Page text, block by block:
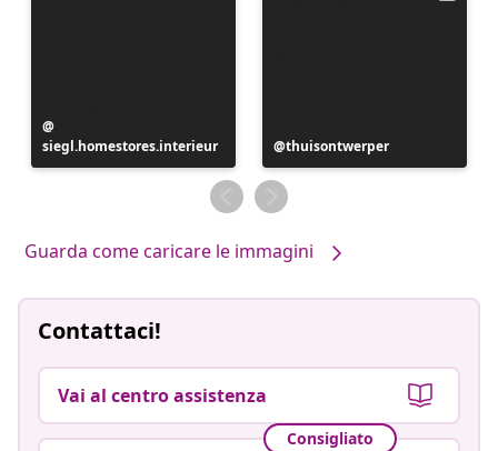
pubblicato
da
siegl.homestores.interieur
Post
pubblicato
da
thuisontwerper
Guarda come caricare le immagini
Contattaci!
Vai al centro assistenza
Consigliato